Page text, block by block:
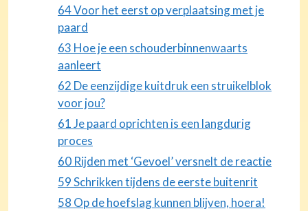
64 Voor het eerst op verplaatsing met je
paard
63 Hoe je een schouderbinnenwaarts
aanleert
62 De eenzijdige kuitdruk een struikelblok
voor jou?
61 Je paard oprichten is een langdurig
proces
60 Rijden met ‘Gevoel’ versnelt de reactie
59 Schrikken tijdens de eerste buitenrit
58 Op de hoefslag kunnen blijven, hoera!